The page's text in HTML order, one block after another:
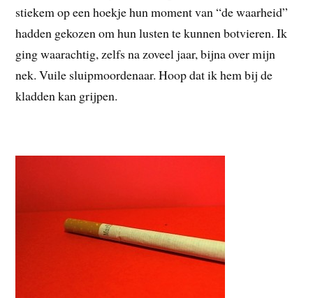
stiekem op een hoekje hun moment van “de waarheid”
hadden gekozen om hun lusten te kunnen botvieren. Ik
ging waarachtig, zelfs na zoveel jaar, bijna over mijn
nek. Vuile sluipmoordenaar. Hoop dat ik hem bij de
kladden kan grijpen.